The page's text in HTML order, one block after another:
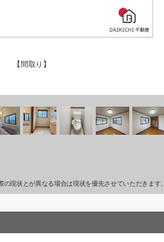
【間取り】
現状とが異なる場合は現状を優先させていただきます。